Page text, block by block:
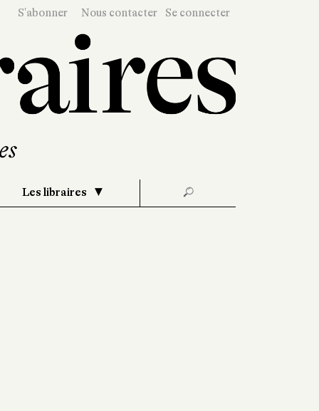
S'abonner Nous contacter Se connecter
Les libraires 🔎